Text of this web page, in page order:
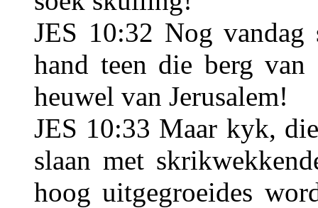
JES 10:32 Nog
hand teen die berg
heuwel van Jerusalem!
JES 10:33 Maar kyk,
slaan met
hoog uitgegroeides